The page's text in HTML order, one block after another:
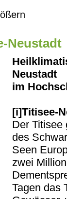
Neustadt
Neustadt
im
[i]Titisee-
Der Titisee
des
Seen
zwei
Tagen das